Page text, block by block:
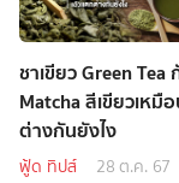
ชาเขียว Green Tea
Matcha สีเขียวเหมื
ต่างกันยังไง
ฟู้ด ทิปส์ 28 ต.ค. 67